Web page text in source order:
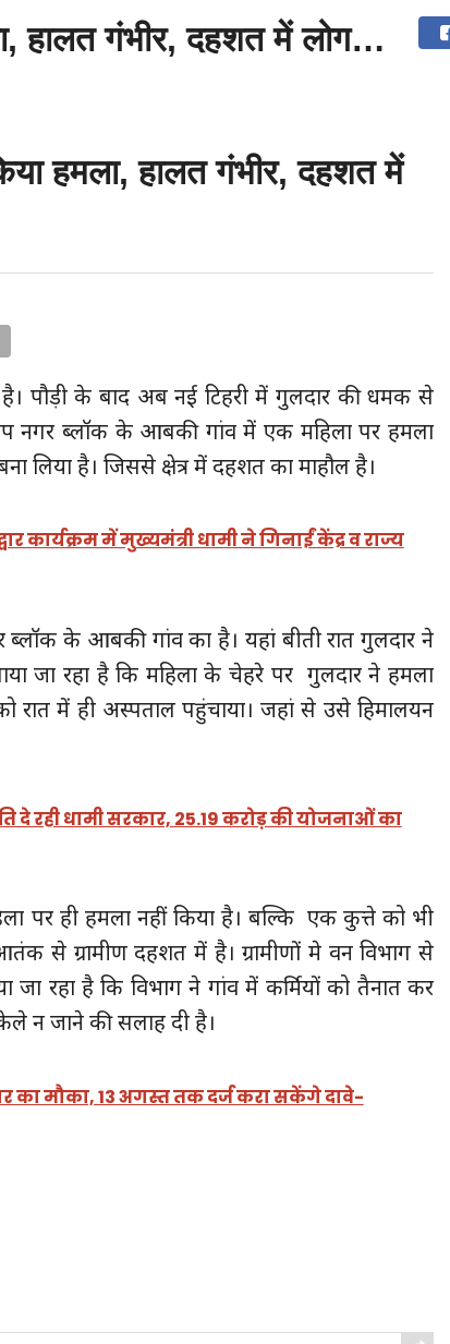
देश दुनिया संपर्क करें
हालत गंभीर, दहशत में लोग…
हमला, हालत गंभीर, दहशत में
पौड़ी के बाद अब नई टिहरी में गुलदार की धमक से
नगर ब्लॉक के आबकी गांव में एक महिला पर हमला
लिया है। जिससे क्षेत्र में दहशत का माहौल है।
में मुख्यमंत्री धामी ने गिनाईं केंद्र व राज्य
ब्लॉक के आबकी गांव का है। यहां बीती रात गुलदार ने
जा रहा है कि महिला के चेहरे पर गुलदार ने हमला
रात में ही अस्पताल पहुंचाया। जहां से उसे हिमालयन
दे रही धामी सरकार, 25.19 करोड़ की योजनाओं का
पर ही हमला नहीं किया है। बल्कि एक कुत्ते को भी
से ग्रामीण दहशत में है। ग्रामीणों मे वन विभाग से
रहा है कि विभाग ने गांव में कर्मियों को तैनात कर
न जाने की सलाह दी है।
का मौका, 13 अगस्त तक दर्ज करा सकेंगे दावे-